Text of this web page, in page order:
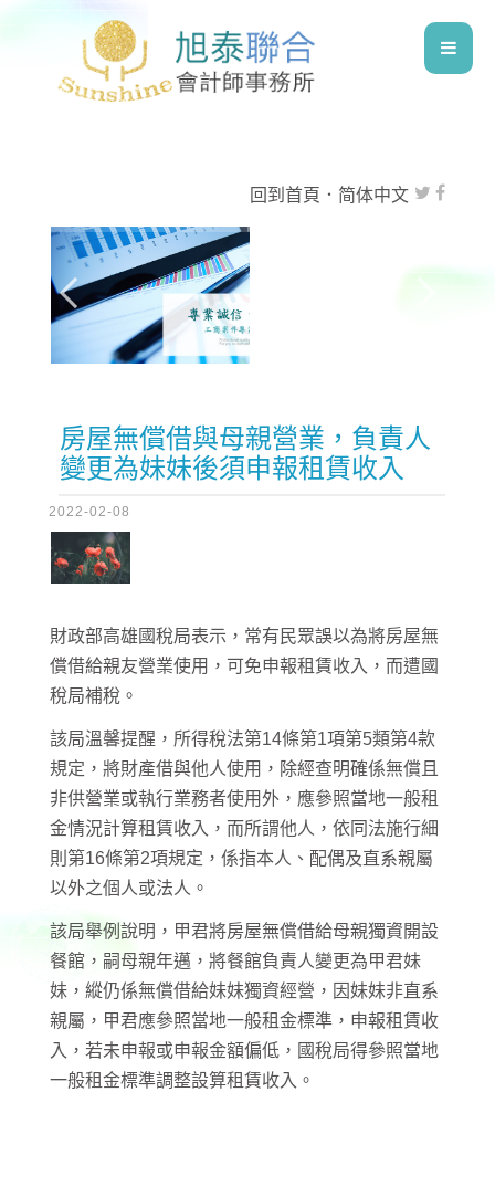
回到首頁 ． 简体中文
房屋無償借與母親營業，負責人
變更為妹妹後須申報租賃收入
2022-02-08
財政部高雄國稅局表示，常有民眾誤以為將房屋無
償借給親友營業使用，可免申報租賃收入，而遭國
稅局補稅。
該局溫馨提醒，所得稅法第14條第1項第5類第4款
規定，將財產借與他人使用，除經查明確係無償且
非供營業或執行業務者使用外，應參照當地一般租
金情況計算租賃收入，而所謂他人，依同法施行細
則第16條第2項規定，係指本人、配偶及直系親屬
以外之個人或法人。
該局舉例說明，甲君將房屋無償借給母親獨資開設
餐館，嗣母親年邁，將餐館負責人變更為甲君妹
妹，縱仍係無償借給妹妹獨資經營，因妹妹非直系
親屬，甲君應參照當地一般租金標準，申報租賃收
入，若未申報或申報金額偏低，國稅局得參照當地
一般租金標準調整設算租賃收入。